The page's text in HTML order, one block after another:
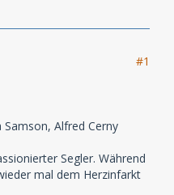
#1
Alfred Cerny
Segler. Während
mal dem Herzinfarkt